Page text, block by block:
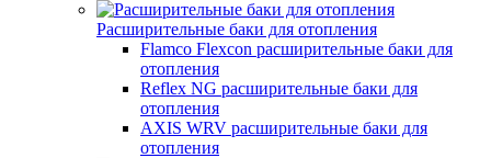
Расширительные баки для отопления
Flamco Flexcon расширительные баки для
отопления
Reflex NG расширительные баки для
отопления
AXIS WRV расширительные баки для
отопления